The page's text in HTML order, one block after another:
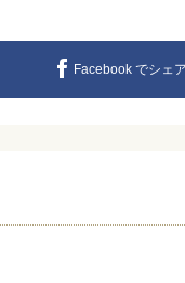
Facebook でシェ